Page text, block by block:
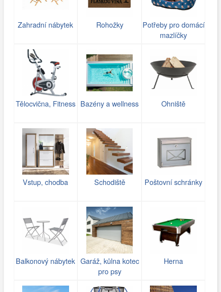
Zahradní nábytek Rohožky
Potřeby pro domácí
mazlíčky
Tělocvična, Fitness Bazény a wellness Ohniště
Vstup, chodba Schodiště Poštovní schránky
Balkonový nábytek Garáž, kůlna kotec
pro psy
Herna